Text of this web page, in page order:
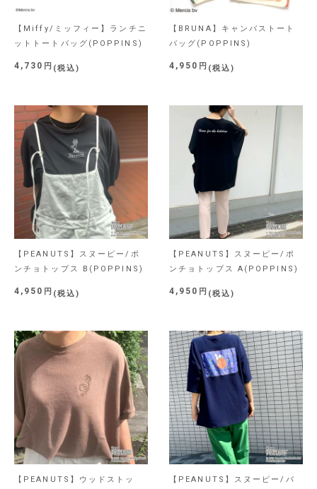
【Miffy/ミッフィー】ランチニ
ットトートバッグ(POPPINS)
4,730 税込
【BRUNA】キャンバストート
バッグ(POPPINS)
4,950 税込
【PEANUTS】スヌーピー/ポ
ンチョトップス B(POPPINS)
4,950 税込
【PEANUTS】スヌーピー/ポ
ンチョトップス A(POPPINS)
4,950 税込
【PEANUTS】ウッドストッ
【PEANUTS】スヌーピー/バ